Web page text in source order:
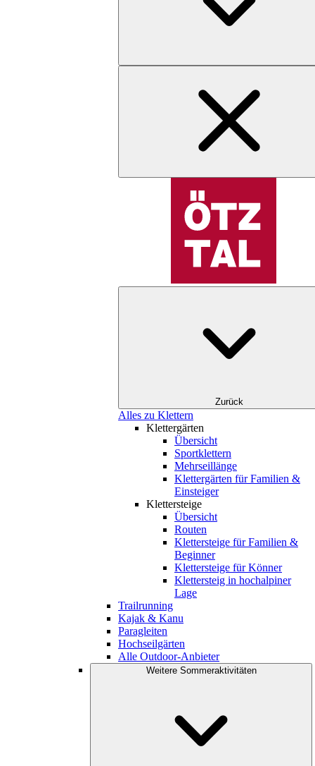
Zurück
Alles zu Klettern
Klettergärten
Übersicht
Sportklettern
Mehrseillänge
Klettergärten für Familien &
Einsteiger
Klettersteige
Übersicht
Routen
Klettersteige für Familien &
Beginner
Klettersteige für Könner
Klettersteig in hochalpiner
Lage
Trailrunning
Kajak & Kanu
Paragleiten
Hochseilgärten
Alle Outdoor-Anbieter
Weitere Sommeraktivitäten